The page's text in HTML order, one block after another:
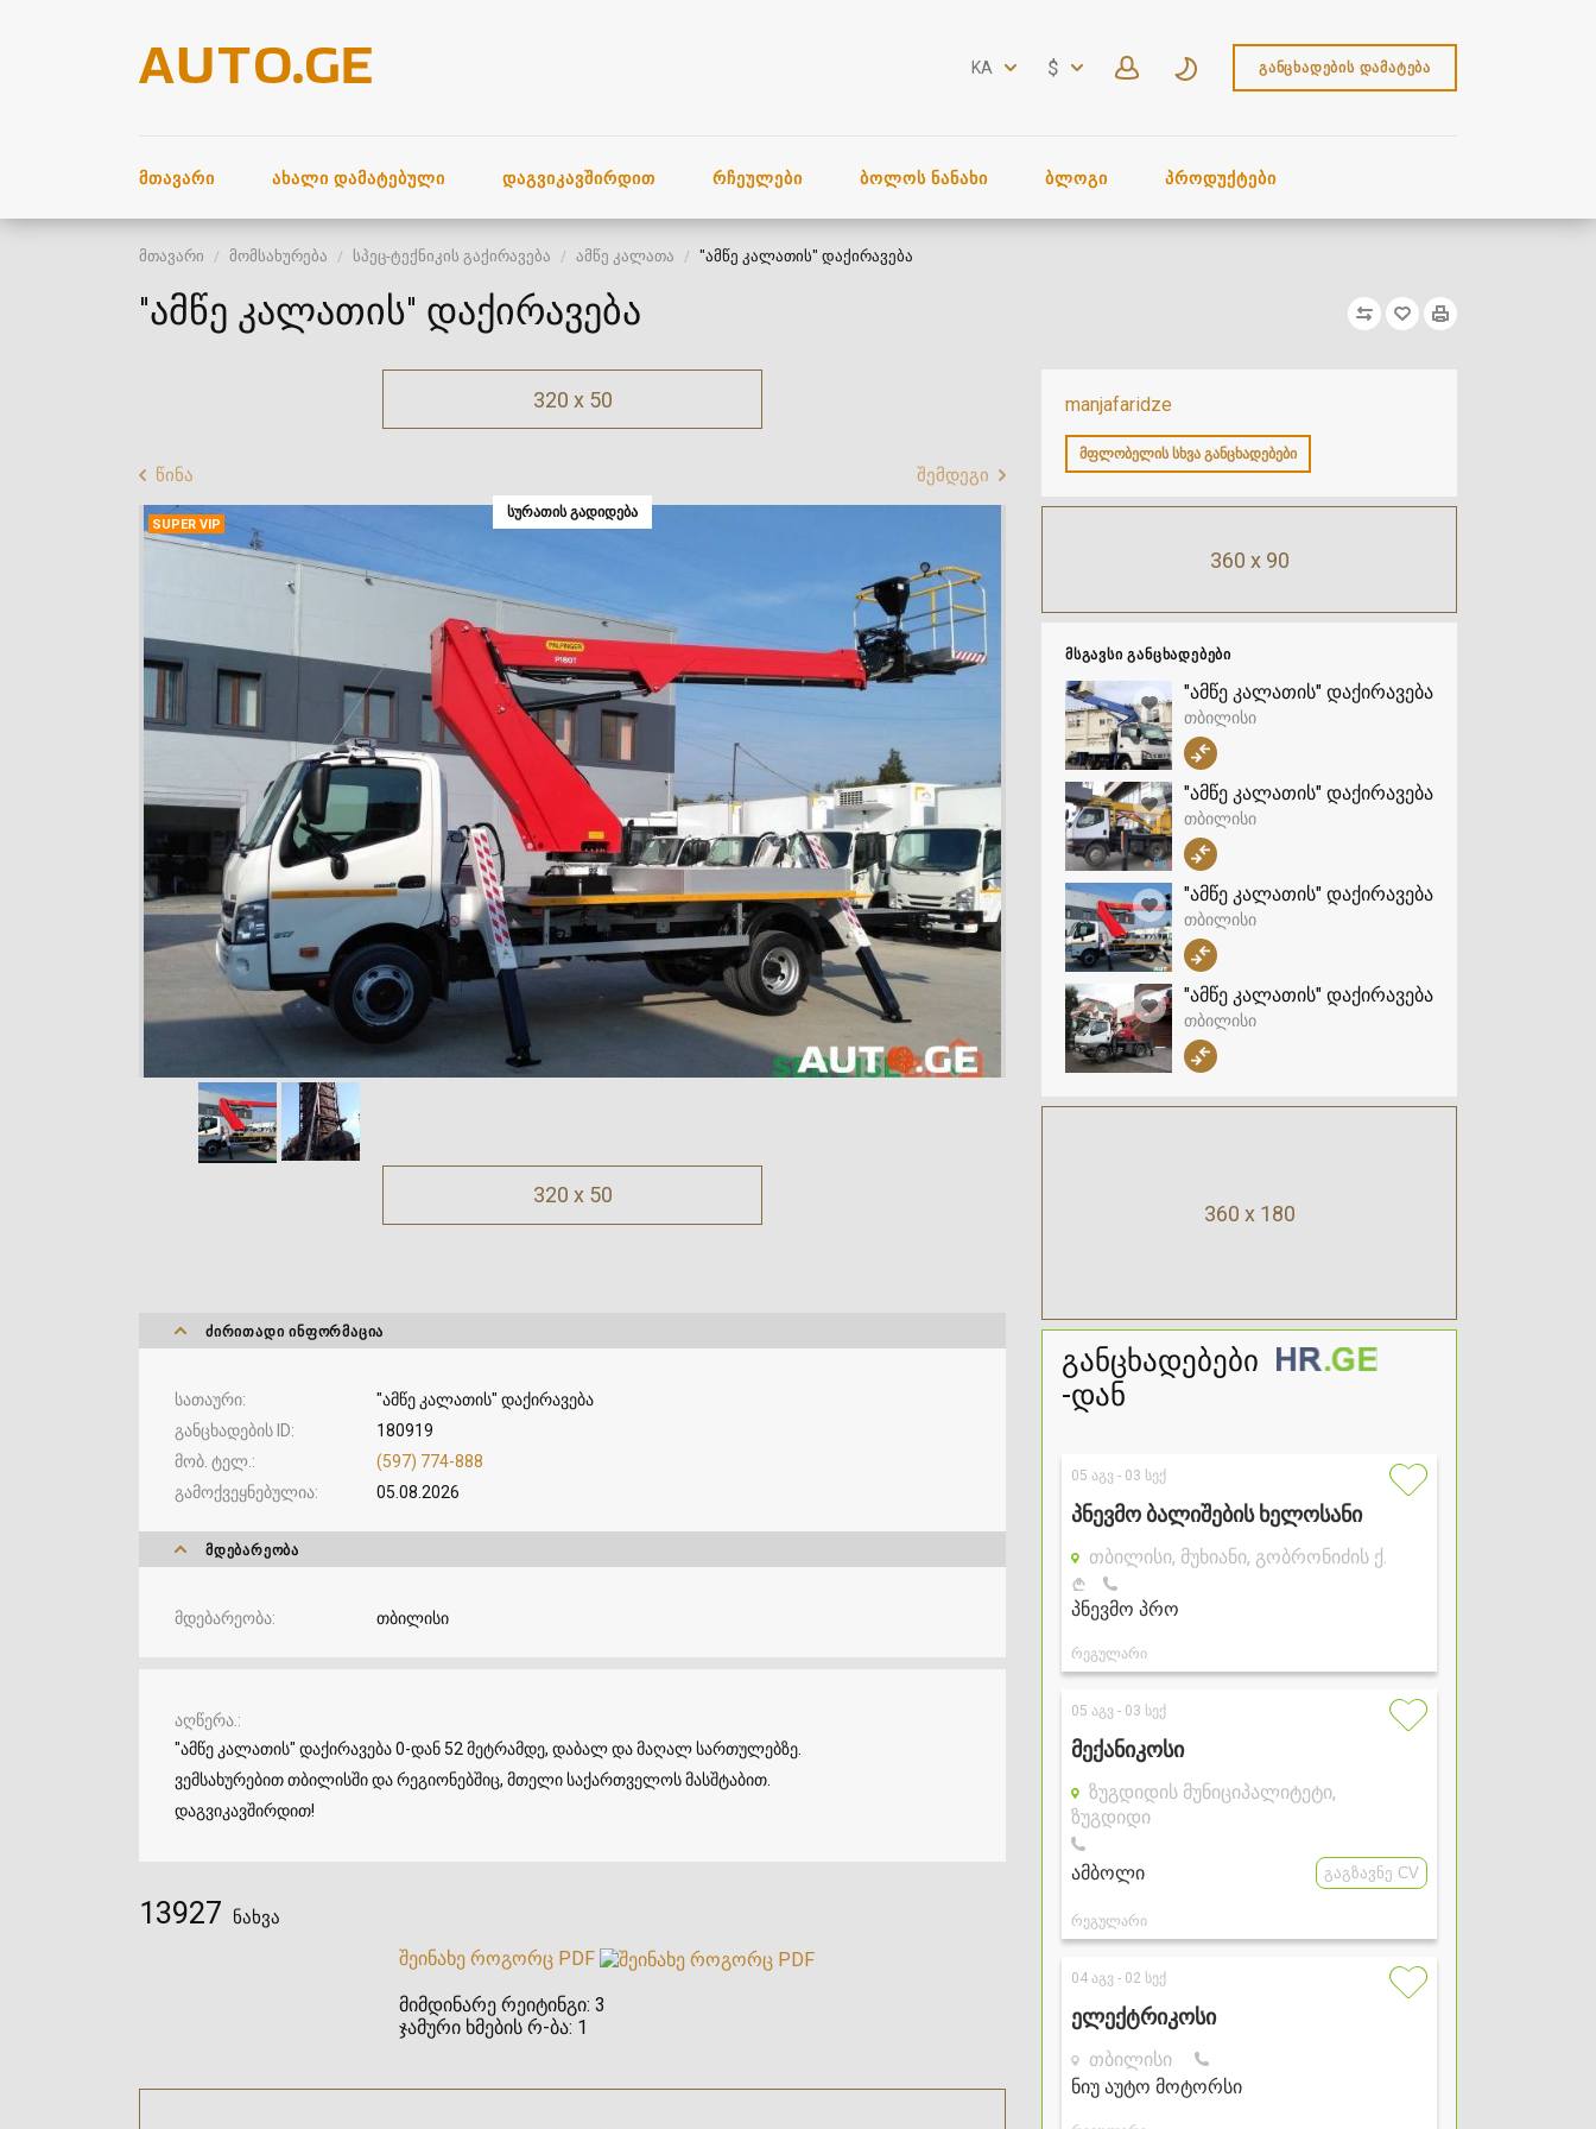
KA $ ᲒᲐᲜᲪᲮᲐᲓᲔᲑᲘᲡ ᲓᲐᲛᲐᲢᲔᲑᲐ
ᲛᲗᲐᲕᲐᲠᲘ ᲐᲮᲐᲚᲘ ᲓᲐᲛᲐᲢᲔᲑᲣᲚᲘ ᲓᲐᲒᲕᲘᲙᲐᲕᲨᲘᲠᲓᲘᲗ ᲠᲩᲔᲣᲚᲔᲑᲘ ᲑᲝᲚᲝᲡ ᲜᲐᲜᲐᲮᲘ ᲑᲚᲝᲒᲘ ᲞᲠᲝᲓᲣᲥᲢᲔᲑᲘ
მთავარი მომსახურება სპეც-ტექნიკის გაქირავება ამწე კალათა "ამწე კალათის" დაქირავება
"ამწე კალათის" დაქირავება
manjafaridze
ᲛᲤᲚᲝᲑᲔᲚᲘᲡ ᲡᲮᲕᲐ ᲒᲐᲜᲪᲮᲐᲓᲔᲑᲔᲑᲘ
360 x 90
ᲛᲡᲒᲐᲕᲡᲘ ᲒᲐᲜᲪᲮᲐᲓᲔᲑᲔᲑᲘ
"ამწე კალათის" დაქირავება
თბილისი
"ამწე კალათის" დაქირავება
თბილისი
"ამწე კალათის" დაქირავება
თბილისი
"ამწე კალათის" დაქირავება
თბილისი
360 x 180
320 x 50
წინა შემდეგი
SUPER VIP
ᲡᲣᲠᲐᲗᲘᲡ ᲒᲐᲓᲘᲓᲔᲑᲐ
320 x 50
ᲫᲘᲠᲘᲗᲐᲓᲘ ᲘᲜᲤᲝᲠᲛᲐᲪᲘᲐ
სათაური
"ამწე კალათის" დაქირავება
განცხადების ID
180919
მობ. ტელ.
(597) 774-888
გამოქვეყნებულია
05.08.2026
ᲛᲓᲔᲑᲐᲠᲔᲝᲑᲐ
მდებარეობა თბილისი
აღწერა.
"ამწე კალათის" დაქირავება 0-დან 52 მეტრამდე, დაბალ და მაღალ სართულებზე.
ვემსახურებით თბილისში და რეგიონებშიც, მთელი საქართველოს მასშტაბით.
დაგვიკავშირდით!
შეინახე როგორც PDF
მიმდინარე რეიტინგი: 3
ჯამური ხმების რ-ბა: 1
13927 ნახვა